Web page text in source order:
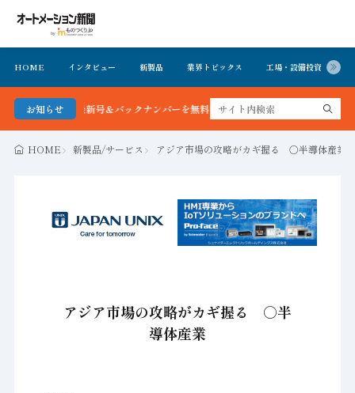
HOME インタビュー 新製品 業界トピックス 工場・設備投資
お知らせ
新聞 最新号＆バックナンバーを無料で公開中 詳細はこちら
HOME 新製品/サービス アジア市場の攻略がカギ握る ○半導体産業
アジア市場の攻略がカギ握る ○半
導体産業